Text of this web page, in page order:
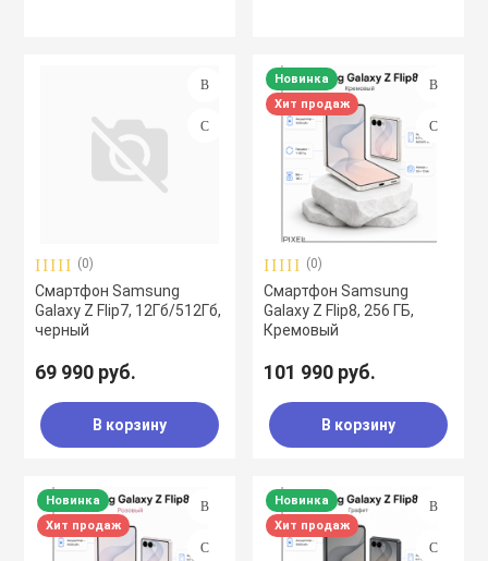
(0)
Смартфон Samsung
Galaxy Z Flip7, 12Гб/512Гб,
черный
69 990 руб.
В корзину
Новинка
Хит продаж
(0)
Смартфон Samsung
Galaxy Z Flip8, 256 ГБ,
Кремовый
101 990 руб.
В корзину
Новинка
Хит продаж
Новинка
Хит продаж